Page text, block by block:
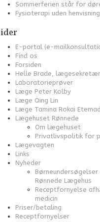
Sommerferien står for
Fysioterapi uden henvisning
E-portal (e-
Find os
Forsiden
Helle Brade, lægesekretær
Laboratorieprøver
Læge Peter Kolby
Læge Qing Lin
Læge Tamina Rokai
Lægehuset Rønnede
Om lægehuset
Privatlivspolitik for
Lægevagten
Links
Nyheder
Rønnede Lægehus
Receptfornyelse
medicin
Priser/betaling
Receptfornyelser